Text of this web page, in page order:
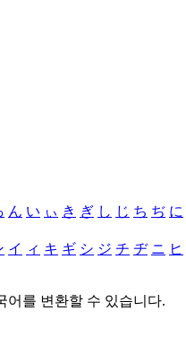
ん い ぃ き ぎ し じ ち ぢ に
イ ィ キ ギ シ ジ チ ヂ ニ ヒ
어를 변환할 수 있습니다.